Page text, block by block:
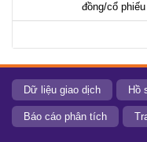
đồng/cổ phiếu
Dữ liệu giao dịch Hồ
Báo cáo phân tích